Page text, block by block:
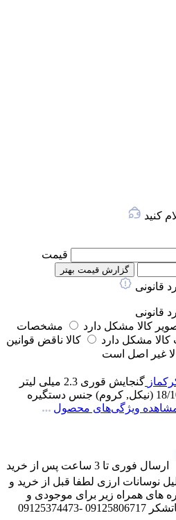
کنید
قیمت
گزارش قیمت بهتر
قانونی
قانونی
کالا مشکل دارد
مشخصات
مشکل دارد
کالا ناقض قوانین
غیر اصل است
گنجایش قوری 2.3 میلی لیتر
جنس دستگیره
ویژگی‌های محصول
ارسال فوری تا 3 ساعت پس از خرید
نوسانات ارزی لطفا قبل از خرید و
همراه زیر برای موجودی و